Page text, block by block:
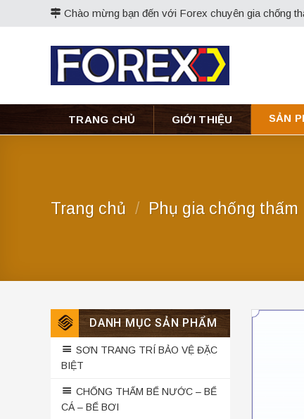
to
Chào mừng bạn đến với Forex chuyên gia chống
TRANG CHỦ GIỚI THIỆU SẢN
Trang chủ / Phụ gia chống thấm
DANH MỤC SẢN PHẨM
SƠN TRANG TRÍ BẢO VỆ ĐẶC
BIỆT
CHỐNG THẤM BỂ NƯỚC – BỂ
CÁ – BỂ BƠI